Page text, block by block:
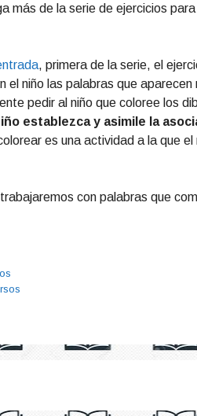
más de la serie de ejercicios
, primera de la serie, el
el niño las palabras que
pedir al niño que coloree los
establezca y asimile la
es una actividad a la que
con palabras que